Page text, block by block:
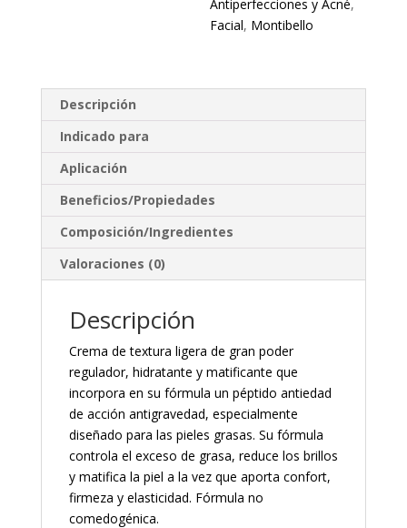
Antiperfecciones y Acné,
Facial, Montibello
Descripción
Indicado para
Aplicación
Beneficios/Propiedades
Composición/Ingredientes
Valoraciones (0)
Descripción
Crema de textura ligera de gran poder
regulador, hidratante y matificante que
incorpora en su fórmula un péptido antiedad
de acción antigravedad, especialmente
diseñado para las pieles grasas. Su fórmula
controla el exceso de grasa, reduce los brillos
y matifica la piel a la vez que aporta confort,
firmeza y elasticidad. Fórmula no
comedogénica.